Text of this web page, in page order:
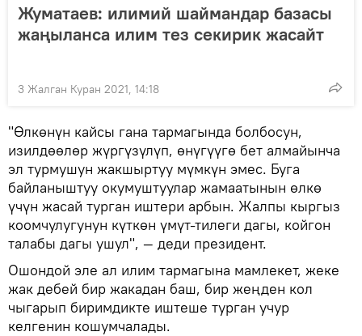
Жуматаев: илимий шаймандар базасы
жаңыланса илим тез секирик жасайт
3 Жалган Куран 2021, 14:18
"Өлкөнүн кайсы гана тармагында болбосун,
изилдөөлөр жүргүзүлүп, өнүгүүгө бет алмайынча
эл турмушун жакшыртуу мүмкүн эмес. Буга
байланыштуу окумуштуулар жамаатынын өлкө
үчүн жасай турган иштери арбын. Жалпы кыргыз
коомчулугунун күткөн үмүт-тилеги дагы, койгон
талабы дагы ушул", — деди президент.
Ошондой эле ал илим тармагына мамлекет, жеке
жак дебей бир жакадан баш, бир жеңден кол
чыгарып биримдикте иштеше турган учур
келгенин кошумчалады.